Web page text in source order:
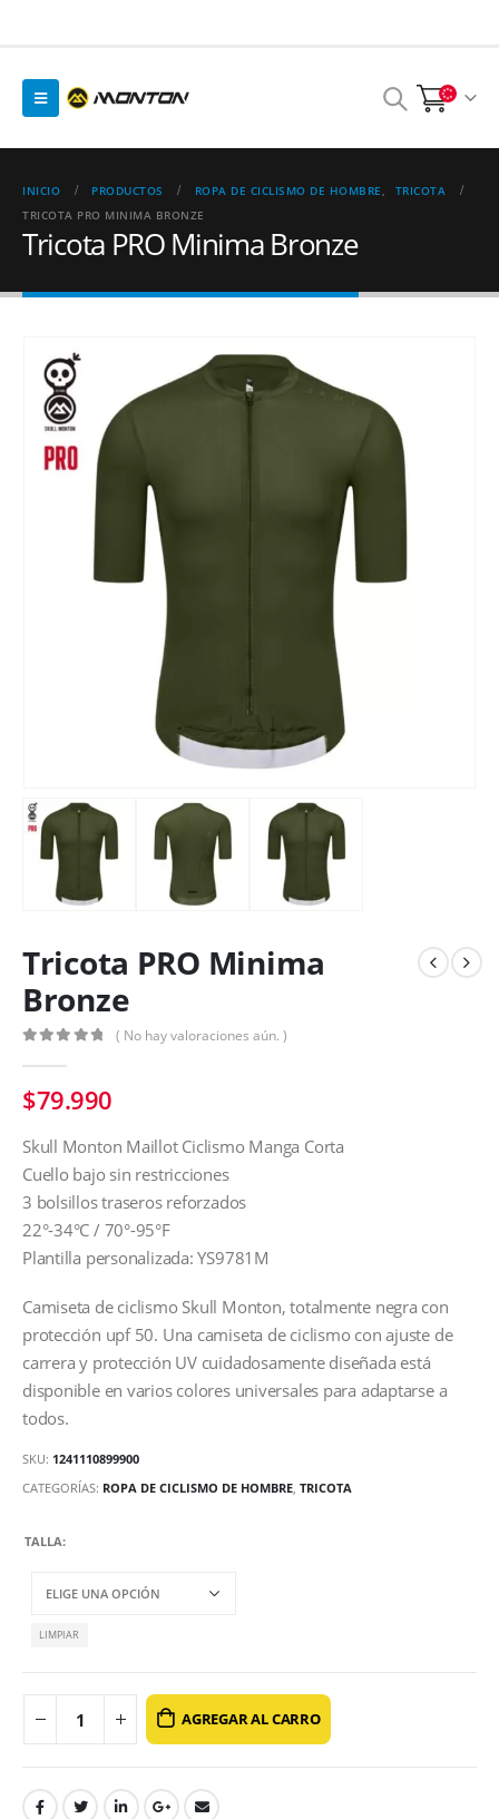
INICIO PRODUCTOS ROPA DE CICLISMO DE HOMBRE,
TRICOTA
TRICOTA PRO MINIMA BRONZE
Tricota PRO Minima Bronze
Tricota PRO Minima
Bronze
( No hay valoraciones aún. )
$79.990
Skull Monton Maillot Ciclismo Manga Corta
Cuello bajo sin restricciones
3 bolsillos traseros reforzados
22°-34°C / 70°-95°F
Plantilla personalizada: YS9781M
Camiseta de ciclismo Skull Monton, totalmente negra con
protección upf 50. Una camiseta de ciclismo con ajuste de
carrera y protección UV cuidadosamente diseñada está
disponible en varios colores universales para adaptarse a
todos.
SKU: 1241110899900
CATEGORÍAS: ROPA DE CICLISMO DE HOMBRE, TRICOTA
TALLA
LIMPIAR
AGREGAR AL CARRO